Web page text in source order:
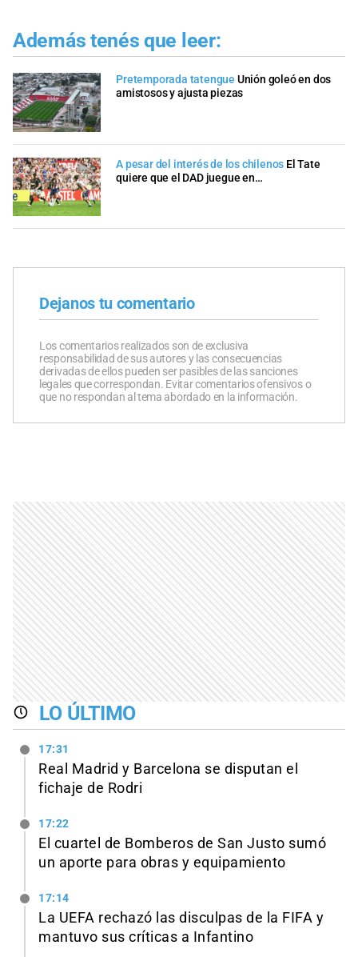
Además tenés que leer:
Pretemporada tatengue Unión goleó en dos
amistosos y ajusta piezas
A pesar del interés de los chilenos El Tate
quiere que el DAD juegue en…
Dejanos tu comentario
Los comentarios realizados son de exclusiva
responsabilidad de sus autores y las consecuencias
derivadas de ellos pueden ser pasibles de las sanciones
legales que correspondan. Evitar comentarios ofensivos o
que no respondan al tema abordado en la información.
LO ÚLTIMO
17:31
Real Madrid y Barcelona se disputan el
fichaje de Rodri
17:22
El cuartel de Bomberos de San Justo sumó
un aporte para obras y equipamiento
17:14
La UEFA rechazó las disculpas de la FIFA y
mantuvo sus críticas a Infantino